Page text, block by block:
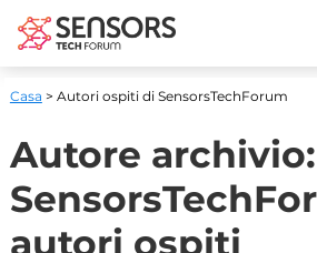
Casa > Autori ospiti di SensorsTechForum
Autore archivio:
autori ospiti